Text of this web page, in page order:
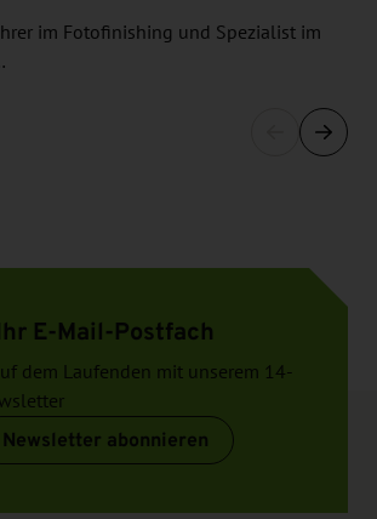
im Fotofinishing und Spezialist im
E-Mail-Postfach
dem Laufenden mit unserem 14-
Newsletter abonnieren